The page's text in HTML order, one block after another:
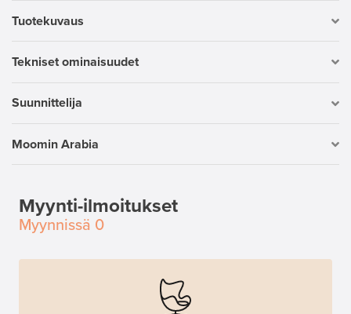
Tuotekuvaus
Tekniset ominaisuudet
Suunnittelija
Moomin Arabia
Myynti-ilmoitukset
Myynnissä 0